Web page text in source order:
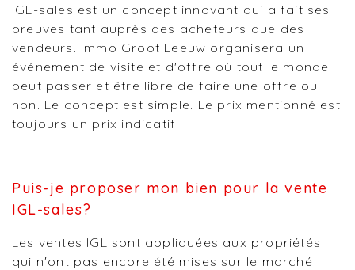
IGL-sales est un concept innovant qui a fait ses
preuves tant auprès des acheteurs que des
vendeurs. Immo Groot Leeuw organisera un
événement de visite et d'offre où tout le monde
peut passer et être libre de faire une offre ou
non. Le concept est simple. Le prix mentionné est
toujours un prix indicatif.
Puis-je proposer mon bien pour la vente
IGL-sales?
Les ventes IGL sont appliquées aux propriétés
qui n'ont pas encore été mises sur le marché